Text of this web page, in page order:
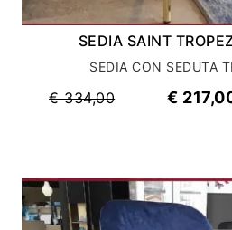
SEDIA SAINT
SEDIA CON SEDUTA
€ 334,00 €